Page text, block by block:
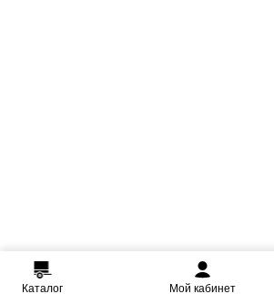
Каталог Мой кабинет